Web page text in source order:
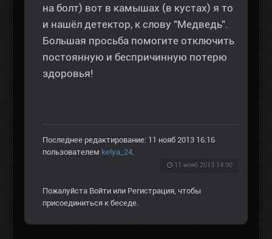
на болт) вот в камышах (в кустах) я то
и нашёл детектор, к слову "Медведь".
Большая просьба помогите отключить
постоянную и беспричинную потерю
здоровья!
Последнее редактирование: 11 нояб 2013 16:16
пользователем kelya_24.
11 нояб 2013 14:00
Пожалуйста Войти или Регистрация, чтобы
присоединиться к беседе.